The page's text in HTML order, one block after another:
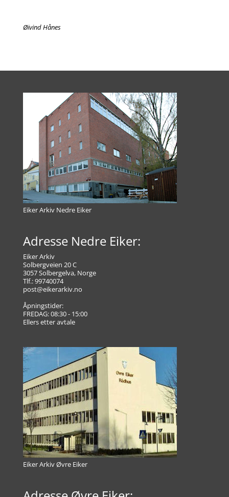
Øivind Hånes
Eiker Arkiv Nedre Eiker
Adresse Nedre Eiker:
Eiker Arkiv
Solbergveien 20 C
3057 Solbergelva, Norge
Tlf.: 99740074
post@eikerarkiv.no
Åpningstider:
FREDAG: 08:30 - 15:00
Ellers etter avtale
Eiker Arkiv Øvre Eiker